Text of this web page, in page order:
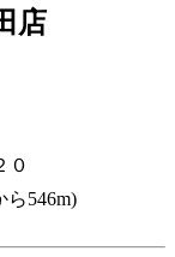
店
０
ら546m)